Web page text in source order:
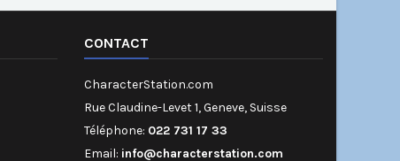
CONTACT
CharacterStation.com
Rue Claudine-Levet 1, Geneve, Suisse
Téléphone: 022 731 17 33
Email: info@characterstation.com